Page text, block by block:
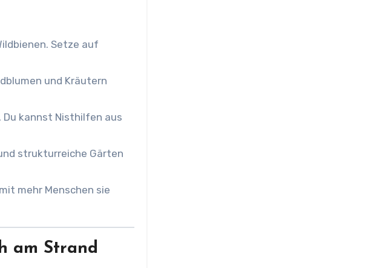
Setze auf
und Kräutern
Du kannst Nisthilfen aus
strukturreiche Gärten
mehr Menschen sie
am Strand